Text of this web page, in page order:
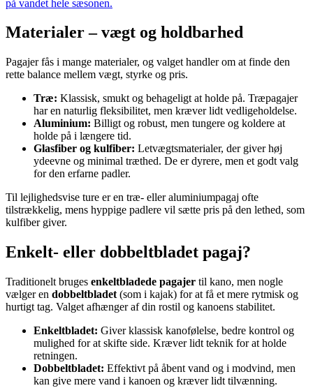
på vandet hele sæsonen.
Materialer – vægt og holdbarhed
Pagajer fås i mange materialer, og valget handler om at finde den
rette balance mellem vægt, styrke og pris.
Træ: Klassisk, smukt og behageligt at holde på. Træpagajer
har en naturlig fleksibilitet, men kræver lidt vedligeholdelse.
Aluminium: Billigt og robust, men tungere og koldere at
holde på i længere tid.
Glasfiber og kulfiber: Letvægtsmaterialer, der giver høj
ydeevne og minimal træthed. De er dyrere, men et godt valg
for den erfarne padler.
Til lejlighedsvise ture er en træ- eller aluminiumpagaj ofte
tilstrækkelig, mens hyppige padlere vil sætte pris på den lethed, som
kulfiber giver.
Enkelt- eller dobbeltbladet pagaj?
Traditionelt bruges enkeltbladede pagajer til kano, men nogle
vælger en dobbeltbladet (som i kajak) for at få et mere rytmisk og
hurtigt tag. Valget afhænger af din rostil og kanoens stabilitet.
Enkeltbladet: Giver klassisk kanofølelse, bedre kontrol og
mulighed for at skifte side. Kræver lidt teknik for at holde
retningen.
Dobbeltbladet: Effektivt på åbent vand og i modvind, men
kan give mere vand i kanoen og kræver lidt tilvænning.